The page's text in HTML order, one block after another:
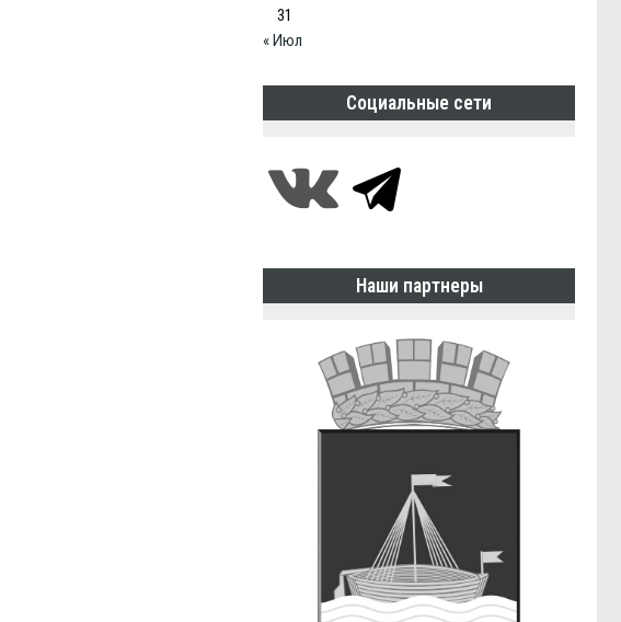
31
« Июл
Социальные сети
Наши партнеры